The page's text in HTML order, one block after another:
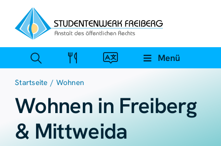
Inhalt
springen
Menü
Startseite Wohnen
Wohnen in Freiberg
& Mittweida